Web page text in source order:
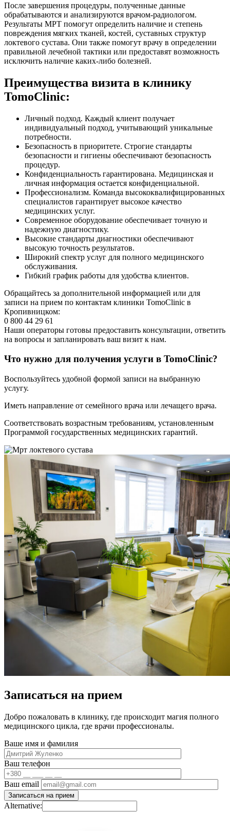
После завершения процедуры, полученные данные
обрабатываются и анализируются врачом-радиологом.
Результаты МРТ помогут определить наличие и степень
повреждения мягких тканей, костей, суставных структур
локтевого сустава. Они также помогут врачу в определении
правильной лечебной тактики или предоставят возможность
исключить наличие каких-либо болезней.
Преимущества визита в клинику
TomoClinic:
Личный подход. Каждый клиент получает
индивидуальный подход, учитывающий уникальные
потребности.
Безопасность в приоритете. Строгие стандарты
безопасности и гигиены обеспечивают безопасность
процедур.
Конфиденциальность гарантирована. Медицинская и
личная информация остается конфиденциальной.
Профессионализм. Команда высококвалифицированных
специалистов гарантирует высокое качество
медицинских услуг.
Современное оборудование обеспечивает точную и
надежную диагностику.
Высокие стандарты диагностики обеспечивают
высокую точность результатов.
Широкий спектр услуг для полного медицинского
обслуживания.
Гибкий график работы для удобства клиентов.
Обращайтесь за дополнительной информацией или для
записи на прием по контактам клиники TomoClinic в
Кропивницком:
0 800 44 29 61
Наши операторы готовы предоставить консультации, ответить
на вопросы и запланировать ваш визит к нам.
Что нужно для получения услуги в TomoClinic?
Воспользуйтесь удобной формой записи на выбранную
услугу.
Иметь направление от семейного врача или лечащего врача.
Соответствовать возрастным требованиям, установленным
Программой государственных медицинских гарантий.
Записаться на прием
Добро пожаловать в клинику, где происходит магия полного
медицинского цикла, где врачи профессионалы.
Ваше имя и фамилия
Ваш телефон
Ваш email
Alternative: